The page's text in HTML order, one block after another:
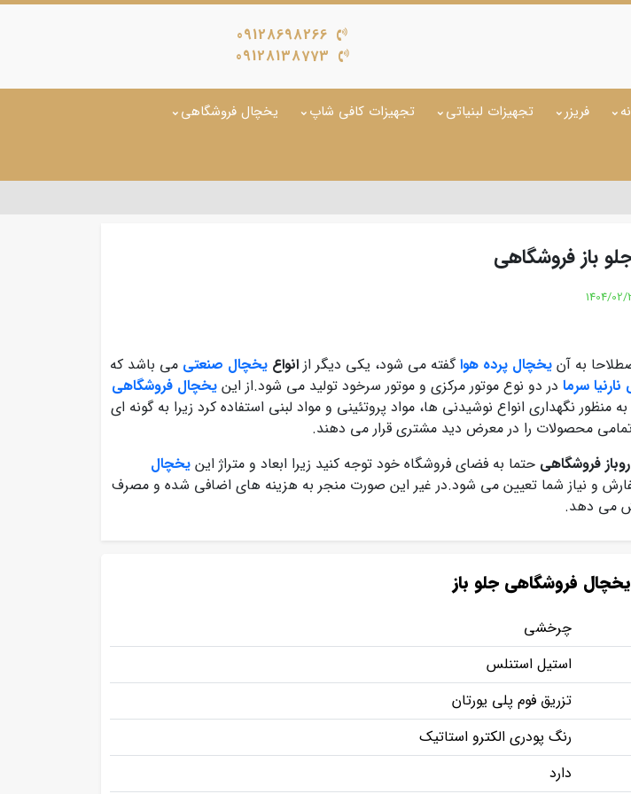
09128698266
09128138773
فریزر تجهیزات لبنیاتی تجهیزات کافی شاپ یخچال فروشگاهی
باز فروشگاهی
1404/02/
به آن یخچال پرده هواگفته می شود، یکی دیگر از انواع یخچال صنعتی می باشد که
سرما در دو نوع موتور مرکزی و موتور سرخود تولید می شود.از این یخچال فروشگاهی
منظور نگهداری انواع نوشیدنی ها، مواد پروتئینی و مواد لبنی استفاده کرد زیرا به گونه ای
محصولات را در معرض دید مشتری قرار می دهند.
فروشگاهی حتما به فضای فروشگاه خود توجه کنید زیرا ابعاد و متراژ این یخچال
و نیاز شما تعیین می شود.در غیر این صورت منجر به هزینه های اضافی شده و مصرف
می دهد.
فروشگاهی جلو باز
چرخشی
استیل استنلس
تزریق فوم پلی یورتان
رنگ پودری الکترو استاتیک
دارد